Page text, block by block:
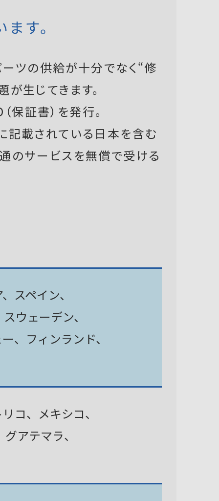
す。
ツの供給が十分でなく“修
生じてきます。
保証書）を発行。
記載されている日本を含む
のサービスを無償で受ける
スペイン、
ウェーデン、
、フィンランド、
コ、メキシコ、
アテマラ、